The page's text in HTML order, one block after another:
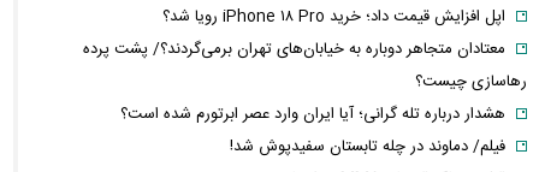
اپل افزایش قیمت داد؛ خرید iPhone ۱۸ Pro رویا شد؟
معتادان متجاهر دوباره به خیابان‌های تهران برمی‌گردند؟/ پشت پرده
رهاسازی چیست؟
هشدار درباره تله گرانی؛ آیا ایران وارد عصر ابرتورم شده است؟
فیلم/ دماوند در چله تابستان سفیدپوش شد!